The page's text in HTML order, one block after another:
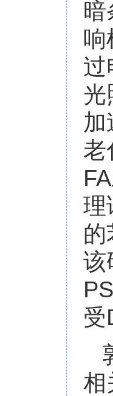
暗
响
过
光
加
老
理
的
该
受
相